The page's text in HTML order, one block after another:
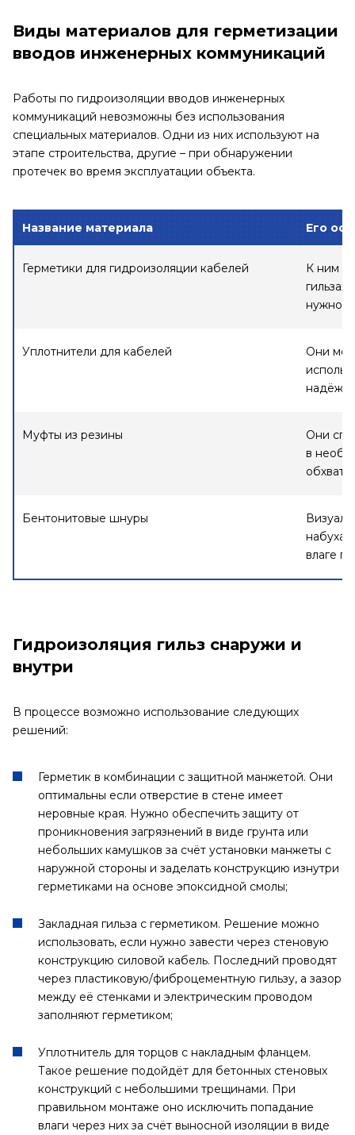
Виды материалов для герметизации
вводов инженерных коммуникаций
Работы по гидроизоляции вводов инженерных
коммуникаций невозможны без использования
специальных материалов. Одни из них используют на
этапе строительства, другие – при обнаружении
протечек во время эксплуатации объекта.
Название материала Его
Герметики для гидроизоляции кабелей
К ним
нужно
Уплотнители для кабелей
Они
Муфты из резины
Они
в
Бентонитовые шнуры
влаге
Гидроизоляция гильз снаружи и
внутри
В процессе возможно использование следующих
решений:
Герметик в комбинации с защитной манжетой. Они
оптимальны если отверстие в стене имеет
неровные края. Нужно обеспечить защиту от
проникновения загрязнений в виде грунта или
небольших камушков за счёт установки манжеты с
наружной стороны и заделать конструкцию изнутри
герметиками на основе эпоксидной смолы;
Закладная гильза с герметиком. Решение можно
использовать, если нужно завести через стеновую
конструкцию силовой кабель. Последний проводят
через пластиковую/фиброцементную гильзу, а зазор
между её стенками и электрическим проводом
заполняют герметиком;
Уплотнитель для торцов с накладным фланцем.
Такое решение подойдёт для бетонных стеновых
конструкций с небольшими трещинами. При
правильном монтаже оно исключить попадание
влаги через них за счёт выносной изоляции в виде